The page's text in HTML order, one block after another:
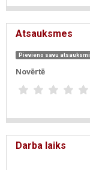
Atsauksmes
Pievieno savu atsauksmi
Novērtē
Darba laiks